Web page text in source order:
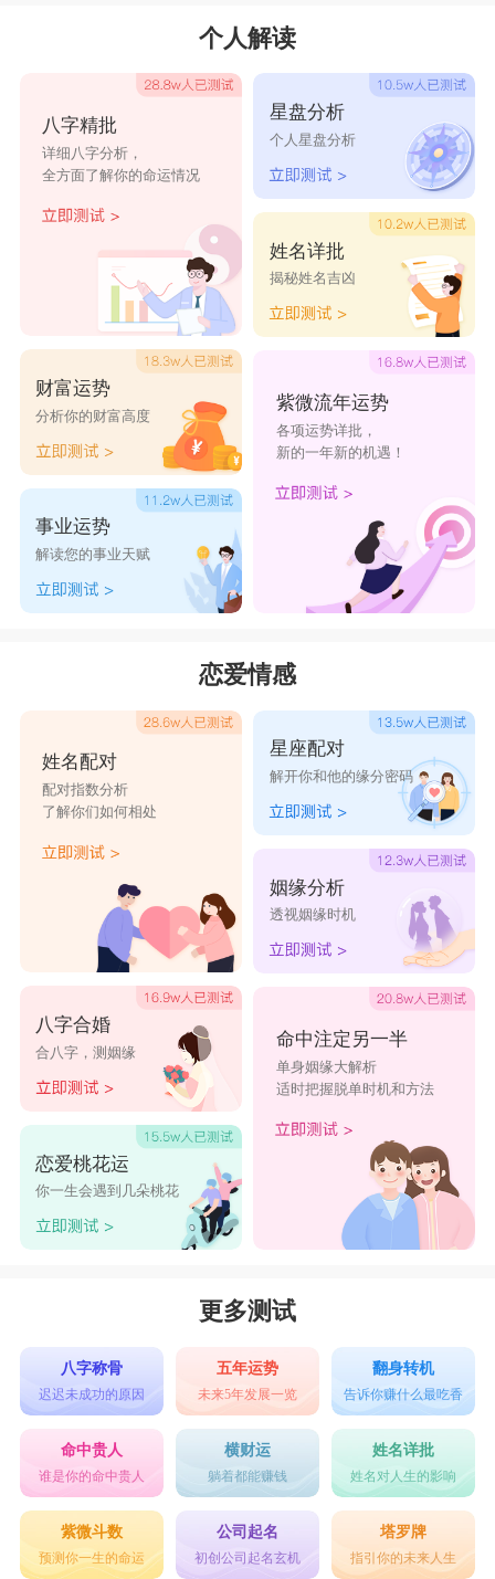
凯隽
清彦 海迅 江秋
曜钦
烁译
泽铎
翰宸
海云
翰浩
海嘉 弘远
清彦
曜钦 烁译
桦远
泽铎 翰宸 海云
俊帆
彦庆 翰浩 道健 宽旻
个人解读
八字精批
详细八字分析，
全方面了解你的命运情况
财富运势
分析你的财富高度
事业运势
解读您的事业天赋
星盘分析
个人星盘分析
姓名详批
揭秘姓名吉凶
紫微流年运势
各项运势详批，
新的一年新的机遇！
恋爱情感
姓名配对
配对指数分析
了解你们如何相处
八字合婚
合八字，测姻缘
恋爱桃花运
你一生会遇到几朵桃花
星座配对
解开你和他的缘分密码
姻缘分析
透视姻缘时机
命中注定另一半
单身姻缘大解析
适时把握脱单时机和方法
更多测试
八字称骨
迟迟未成功的原因
五年运势
未来5年发展一览
翻身转机
告诉你赚什么最吃香
命中贵人
谁是你的命中贵人
横财运
躺着都能赚钱
姓名详批
姓名对人生的影响
紫微斗数
预测你一生的命运
公司起名
初创公司起名玄机
塔罗牌
指引你的未来人生